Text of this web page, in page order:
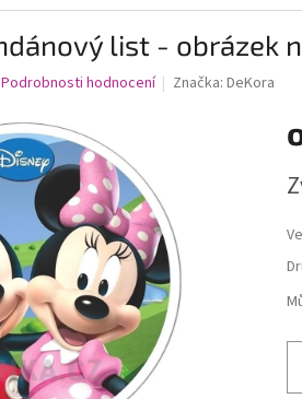
list - obrázek
Podrobnosti hodnocení Značka:DeKora